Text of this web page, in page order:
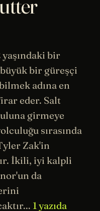
bir
bir güreşçi
adına en
eder. Salt
girmeye
sırasında
Zak'in
İkili, iyi kalpli
da
1 yazıda